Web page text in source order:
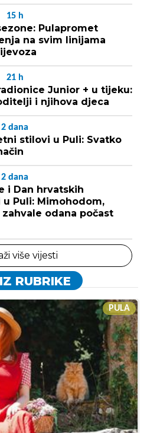
15 h
Pulapromet
na svim linijama
21 h
Junior + u tijeku:
i njihova djeca
2 dana
stilovi u Puli: Svatko
2 dana
i Dan hrvatskih
Puli: Mimohodom,
odana počast
više vijesti
RUBRIKE
PULA